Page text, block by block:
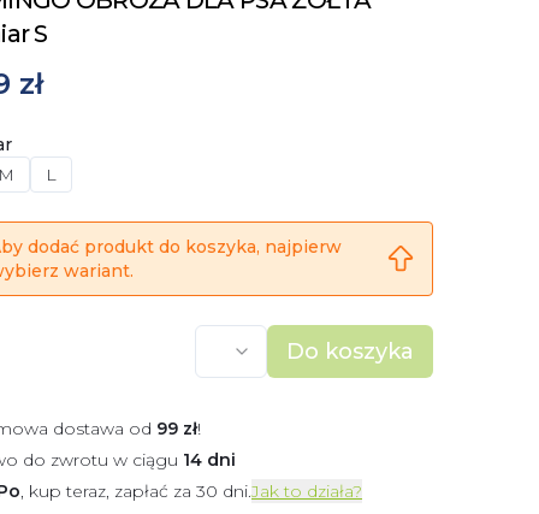
S
zł
M L
dodać produkt do koszyka, najpierw
wariant.
Do koszyka
dostawa od 99 zł!
do zwrotu w ciągu 14 dni
, kup teraz, zapłać za 30 dni.Jak to działa?